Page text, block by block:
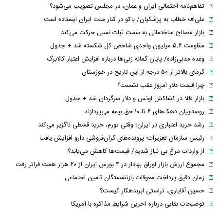
تفاهم‌نامه احتمالی ایران و عمان، در مجلس تصویب می‌شود؟
علی‌اف خطاب به پزشکیان/ باکو در کنار ملت ایران ایستاده است
بازار مصالح ساختمانی به سمت ثبات نسبی حرکت می‌کند
مقاومت ۵.۶ میلیون واحدی شاخص کل شکسته شد + جدول
وعده مدنی‌زاده/ پایان گمانه زنی‌ها درباره افزایش اعتبار کالابرگ
گرمای بالاتر از ۵۰ درجه از این تاریخ در خوزستان
چرا قیمت دلار امروز عقب نشست؟
بازار طلا در کشاکش اونس و دلار سرگردان شد + جدول
روستاییان دهک‌های ۶ تا ۱۰ حق بیمه می‌پردازند
رشد خرید اعتباری در ایران؛ وقتی تورم، خرید قسطی ناگزیر می‌کند
رئیس سازمان تعزیرات: پرونده‌های گران‌فروشی دارو افزایش یافت
از واردات مرغ بی نیاز شدیم/ قیمت‌ها کاهش می‌یابد؟
مجموع ارزش بازار اوراق بهادار در ۴ بورس ایران از ۲۰ هزار همت فراتر رفت
زمان دقیق پرداخت معوقات بازنشستگان تامین اجتماعی
حسین آقایاری، تراستی ابربدهکار کیست؟
توضیحات بقایی درباره آخرین شرایط مذاکره با آمریکا